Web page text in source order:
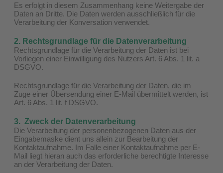
Es erfolgt in diesem Zusammenhang keine Weitergabe der
Daten an Dritte. Die Daten werden ausschließlich für die
Verarbeitung der Konversation verwendet.
2. Rechtsgrundlage für die Datenverarbeitung
Rechtsgrundlage für die Verarbeitung der Daten ist bei
Vorliegen einer Einwilligung des Nutzers Art. 6 Abs. 1 lit. a
DSGVO.
Rechtsgrundlage für die Verarbeitung der Daten, die im
Zuge einer Übersendung einer E-Mail übermittelt werden, ist
Art. 6 Abs. 1 lit. f DSGVO.
3. Zweck der Datenverarbeitung
Die Verarbeitung der personenbezogenen Daten aus der
Eingabemaske dient uns allein zur Bearbeitung der
Kontaktaufnahme. Im Falle einer Kontaktaufnahme per E-
Mail liegt hieran auch das erforderliche berechtigte Interesse
an der Verarbeitung der Daten.